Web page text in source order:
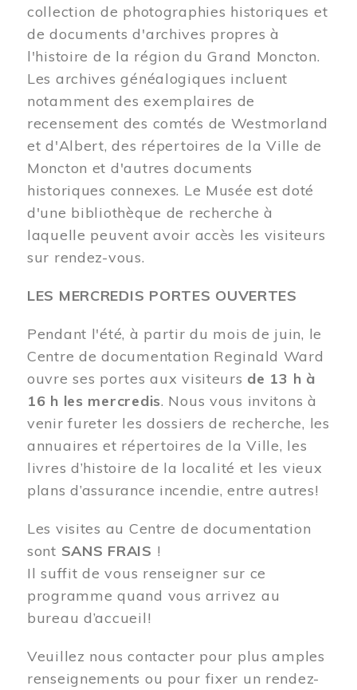
collection de photographies historiques et
de documents d'archives propres à
l'histoire de la région du Grand Moncton.
Les archives généalogiques incluent
notamment des exemplaires de
recensement des comtés de Westmorland
et d'Albert, des répertoires de la Ville de
Moncton et d'autres documents
historiques connexes. Le Musée est doté
d'une bibliothèque de recherche à
laquelle peuvent avoir accès les visiteurs
sur rendez-vous.
LES MERCREDIS PORTES OUVERTES
Pendant l'été, à partir du mois de juin, le
Centre de documentation Reginald Ward
ouvre ses portes aux visiteurs de 13 h à
16 h les mercredis. Nous vous invitons à
venir fureter les dossiers de recherche, les
annuaires et répertoires de la Ville, les
livres d’histoire de la localité et les vieux
plans d’assurance incendie, entre autres!
Les visites au Centre de documentation
sont SANS FRAIS !
Il suffit de vous renseigner sur ce
programme quand vous arrivez au
bureau d’accueil!
Veuillez nous contacter pour plus amples
renseignements ou pour fixer un rendez-